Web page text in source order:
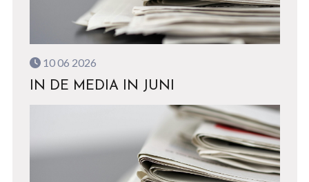
10 06 2026
IN DE MEDIA IN JUNI